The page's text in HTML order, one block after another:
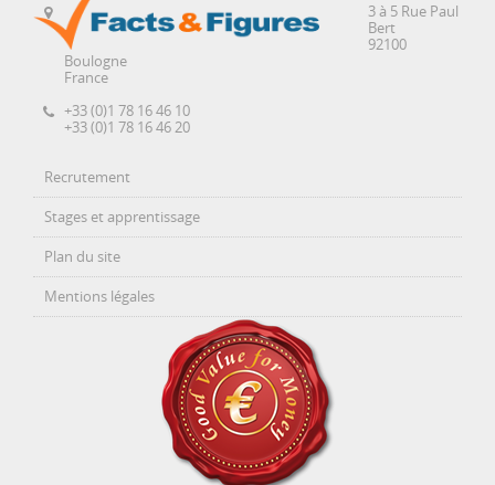
3 à 5 Rue Paul
Bert
92100
Boulogne
France
+33 (0)1 78 16 46 10
+33 (0)1 78 16 46 20
Recrutement
Stages et apprentissage
Plan du site
Mentions légales